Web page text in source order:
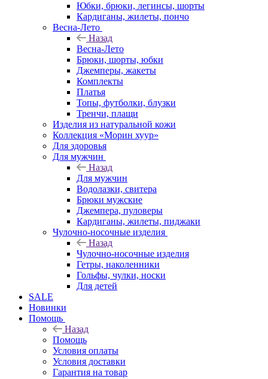
Юбки, брюки, легинсы, шорты
Кардиганы, жилеты, пончо
Весна-Лето
Назад
Весна-Лето
Брюки, шорты, юбки
Джемперы, жакеты
Комплекты
Платья
Топы, футболки, блузки
Тренчи, плащи
Изделия из натуральной кожи
Коллекция «Морин хуур»
Для здоровья
Для мужчин
Назад
Для мужчин
Водолазки, свитера
Брюки мужские
Джемпера, пуловеры
Кардиганы, жилеты, пиджаки
Чулочно-носочные изделия
Назад
Чулочно-носочные изделия
Гетры, наколенники
Гольфы, чулки, носки
Для детей
SALE
Новинки
Помощь
Назад
Помощь
Условия оплаты
Условия доставки
Гарантия на товар